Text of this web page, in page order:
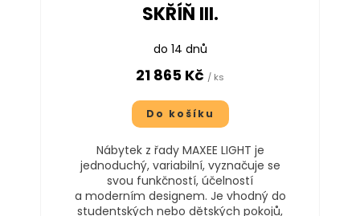
SKŘÍŇ III.
do 14 dnů
21 865 Kč / ks
Do košíku
Nábytek z řady MAXEE LIGHT je
jednoduchý, variabilní, vyznačuje se
svou funkčností, účelností
a moderním designem. Je vhodný do
studentských nebo dětských pokojů,